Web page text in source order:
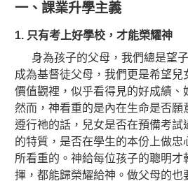
一、課業升學主義
1. 只有考上好學校，才能榮耀神
身為孩子的父母，我們總是望
成為基督徒父母，我們更是希望兒
價值觀裡，似乎看得見的好成績、
然而，神看重的是內在生命是否願
遵行祂的話，兒女是否在預備考試
的特質，是否在學生的本份上做忠
所看重的。 神給每位孩子的聰明才
揮，都能歸榮耀給神。做父母的也